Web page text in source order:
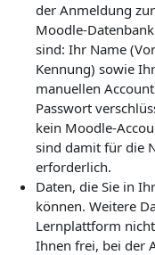
der Anmeldung
Moodle-
sind: Ihr Name
Kennung) sowie
manuellen
Passwort
kein Moodle-
sind damit für die
erforderlich.
Daten, die Sie in
können. Weitere
Lernplattform
Ihnen frei, bei der